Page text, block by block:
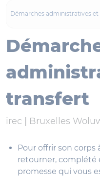
Démarches administratives
transfert
irec | Bruxelles
Pour offrir son corps
retourner, complété
promesse qui vous